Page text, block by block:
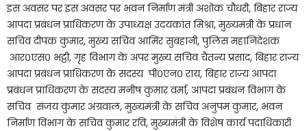
इस अवसर पर इस अवसर पर भवन निर्माण मंत्री अशोक चौधरी, बिहार राज्य
आपदा प्रबंधन प्राधिकरण के उपाध्यक्ष उदयकांत मिश्रा, मुख्यमंत्री के प्रधान
सचिव दीपक कुमार, मुख्य सचिव आमिर सुबहानी, पुलिस महानिदेशक
आर०एस० भट्ठी, गृह विभाग के अपर मुख्य सचिव चैतन्य प्रसाद, बिहार राज्य
आपदा प्रबंधन प्राधिकरण के सदस्य पी०एन० राय, बिहार राज्य आपदा
प्रबंधन प्राधिकरण के सदस्य मनीष कुमार वर्मा, आपदा प्रबंधन विभाग के
सचिव संजय कुमार अग्रवाल, मुख्यमंत्री के सचिव अनुपम कुमार, भवन
निर्माण विभाग के सचिव कुमार रवि, मुख्यमंत्री के विशेष कार्य पदाधिकारी